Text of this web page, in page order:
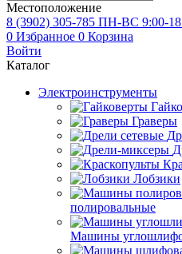
Местоположение
8 (3902) 305-785 ПН-ВС 9:00-
0 Избранное 0 Корзина
Войти
Каталог
Электроинструменты
Граверы
Лобзики
полировальные
Машины